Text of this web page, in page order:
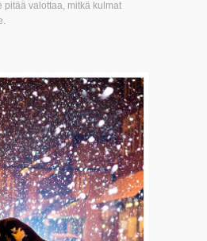
pitää valottaa, mitkä kulmat